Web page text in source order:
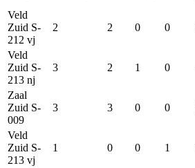
Veld
Zuid S-
212 vj
2 2 0 0
Veld
Zuid S-
213 nj
3 2 1 0
Zaal
Zuid S-
009
3 3 0 0
Veld
Zuid S-
213 vj
1 0 0 1